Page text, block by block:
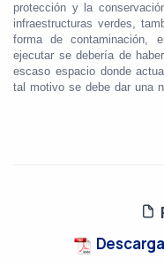
protección y la
infraestructuras verdes,
forma de contaminación,
ejecutar se debería de
escaso espacio donde
tal motivo se debe dar una